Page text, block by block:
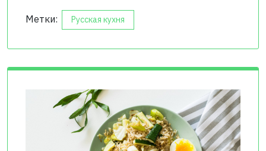
Метки: Русская кухня